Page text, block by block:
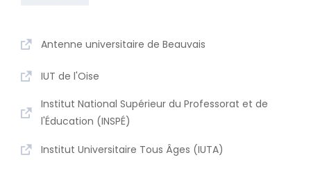
Antenne universitaire de Beauvais
IUT de l'Oise
Institut National Supérieur du Professorat et de
l'Éducation (INSPÉ)
Institut Universitaire Tous Âges (IUTA)